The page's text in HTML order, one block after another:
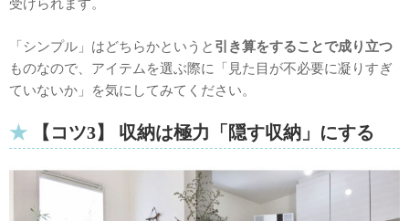
受けられます。
「シンプル」はどちらかというと 引き算をすることで成り立つ
ものなので、アイテムを選ぶ際に「見た目が不必要に凝りすぎ
ていないか」を気にしてみてください。
【コツ3】 収納は極力「隠す収納」にする